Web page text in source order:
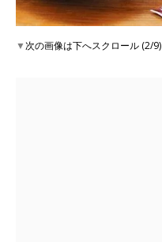
▼次の画像は下へスクロール (2/9)